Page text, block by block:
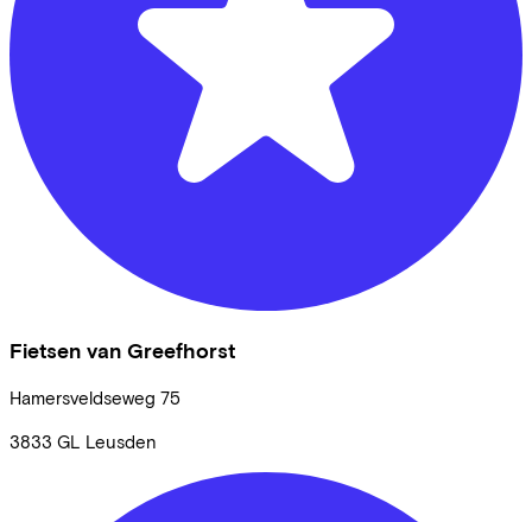
Fietsen van Greefhorst
Hamersveldseweg 75
3833 GL Leusden